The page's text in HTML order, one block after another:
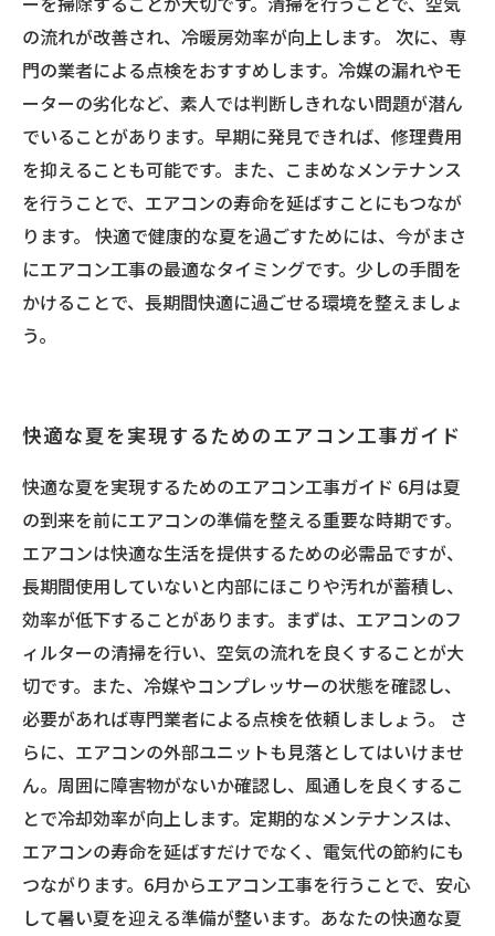
の流れが改善され、冷暖房効率が向上します。 次に、専
門の業者による点検をおすすめします。冷媒の漏れやモ
ーターの劣化など、素人では判断しきれない問題が潜ん
でいることがあります。早期に発見できれば、修理費用
を抑えることも可能です。また、こまめなメンテナンス
を行うことで、エアコンの寿命を延ばすことにもつなが
ります。 快適で健康的な夏を過ごすためには、今がまさ
にエアコン工事の最適なタイミングです。少しの手間を
かけることで、長期間快適に過ごせる環境を整えましょ
う。
快適な夏を実現するためのエアコン工事ガイド
快適な夏を実現するためのエアコン工事ガイド 6月は夏
の到来を前にエアコンの準備を整える重要な時期です。
エアコンは快適な生活を提供するための必需品ですが、
長期間使用していないと内部にほこりや汚れが蓄積し、
効率が低下することがあります。まずは、エアコンのフ
ィルターの清掃を行い、空気の流れを良くすることが大
切です。また、冷媒やコンプレッサーの状態を確認し、
必要があれば専門業者による点検を依頼しましょう。 さ
らに、エアコンの外部ユニットも見落としてはいけませ
ん。周囲に障害物がないか確認し、風通しを良くするこ
とで冷却効率が向上します。定期的なメンテナンスは、
エアコンの寿命を延ばすだけでなく、電気代の節約にも
つながります。6月からエアコン工事を行うことで、安心
して暑い夏を迎える準備が整います。あなたの快適な夏